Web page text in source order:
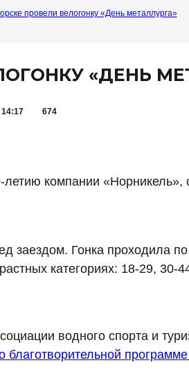
провели велогонку «День металлурга»
«ДЕНЬ
14:17 674
компании «Норникель»,
заездом. Гонка проходила
категориях: 18-29, 30-
водного спорта и